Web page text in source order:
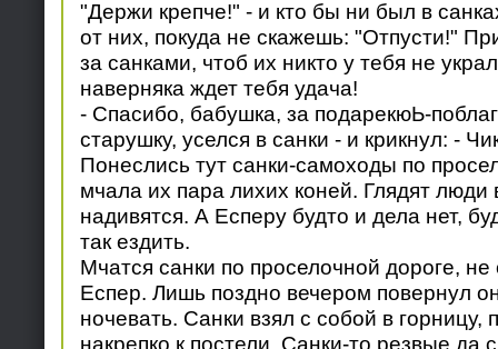
"Держи крепче!" - и кто бы ни был в
от них, покуда не скажешь: "Отпусти!"
за санками, чтоб их никто у тебя не
наверняка ждет тебя удача!
- Спасибо, бабушка, за подарекюЬ-
старушку, уселся в санки - и крикнул: -
Понеслись тут санки-самоходы по
мчала их пара лихих коней. Глядят люди
надивятся. А Есперу будто и дела нет,
так ездить.
Мчатся санки по проселочной дороге, не
Еспер. Лишь поздно вечером повернул
ночевать. Санки взял с собой в горницу,
накрепко к постели. Санки-то резвые да